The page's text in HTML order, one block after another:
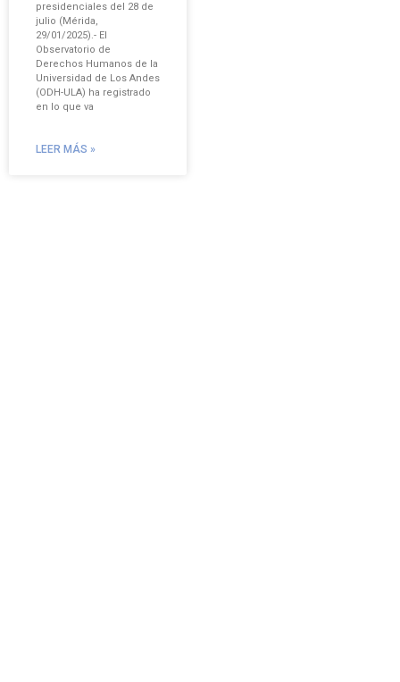
presidenciales del 28 de
julio (Mérida,
29/01/2025).- El
Observatorio de
Derechos Humanos de la
Universidad de Los Andes
(ODH-ULA) ha registrado
en lo que va
LEER MÁS »